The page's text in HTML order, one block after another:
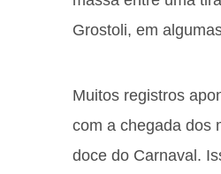
Grostoli, em
Muitos registros
com a chegada dos
doce do Carnaval.